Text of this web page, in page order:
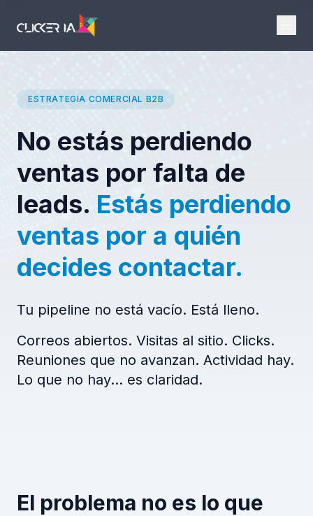
ESTRATEGIA COMERCIAL B2B
No estás perdiendo
ventas por falta de
leads. Estás perdiendo
ventas por a quién
decides contactar.
Tu pipeline no está vacío. Está lleno.
Correos abiertos. Visitas al sitio. Clicks.
Reuniones que no avanzan. Actividad hay.
Lo que no hay… es claridad.
El problema no es lo que